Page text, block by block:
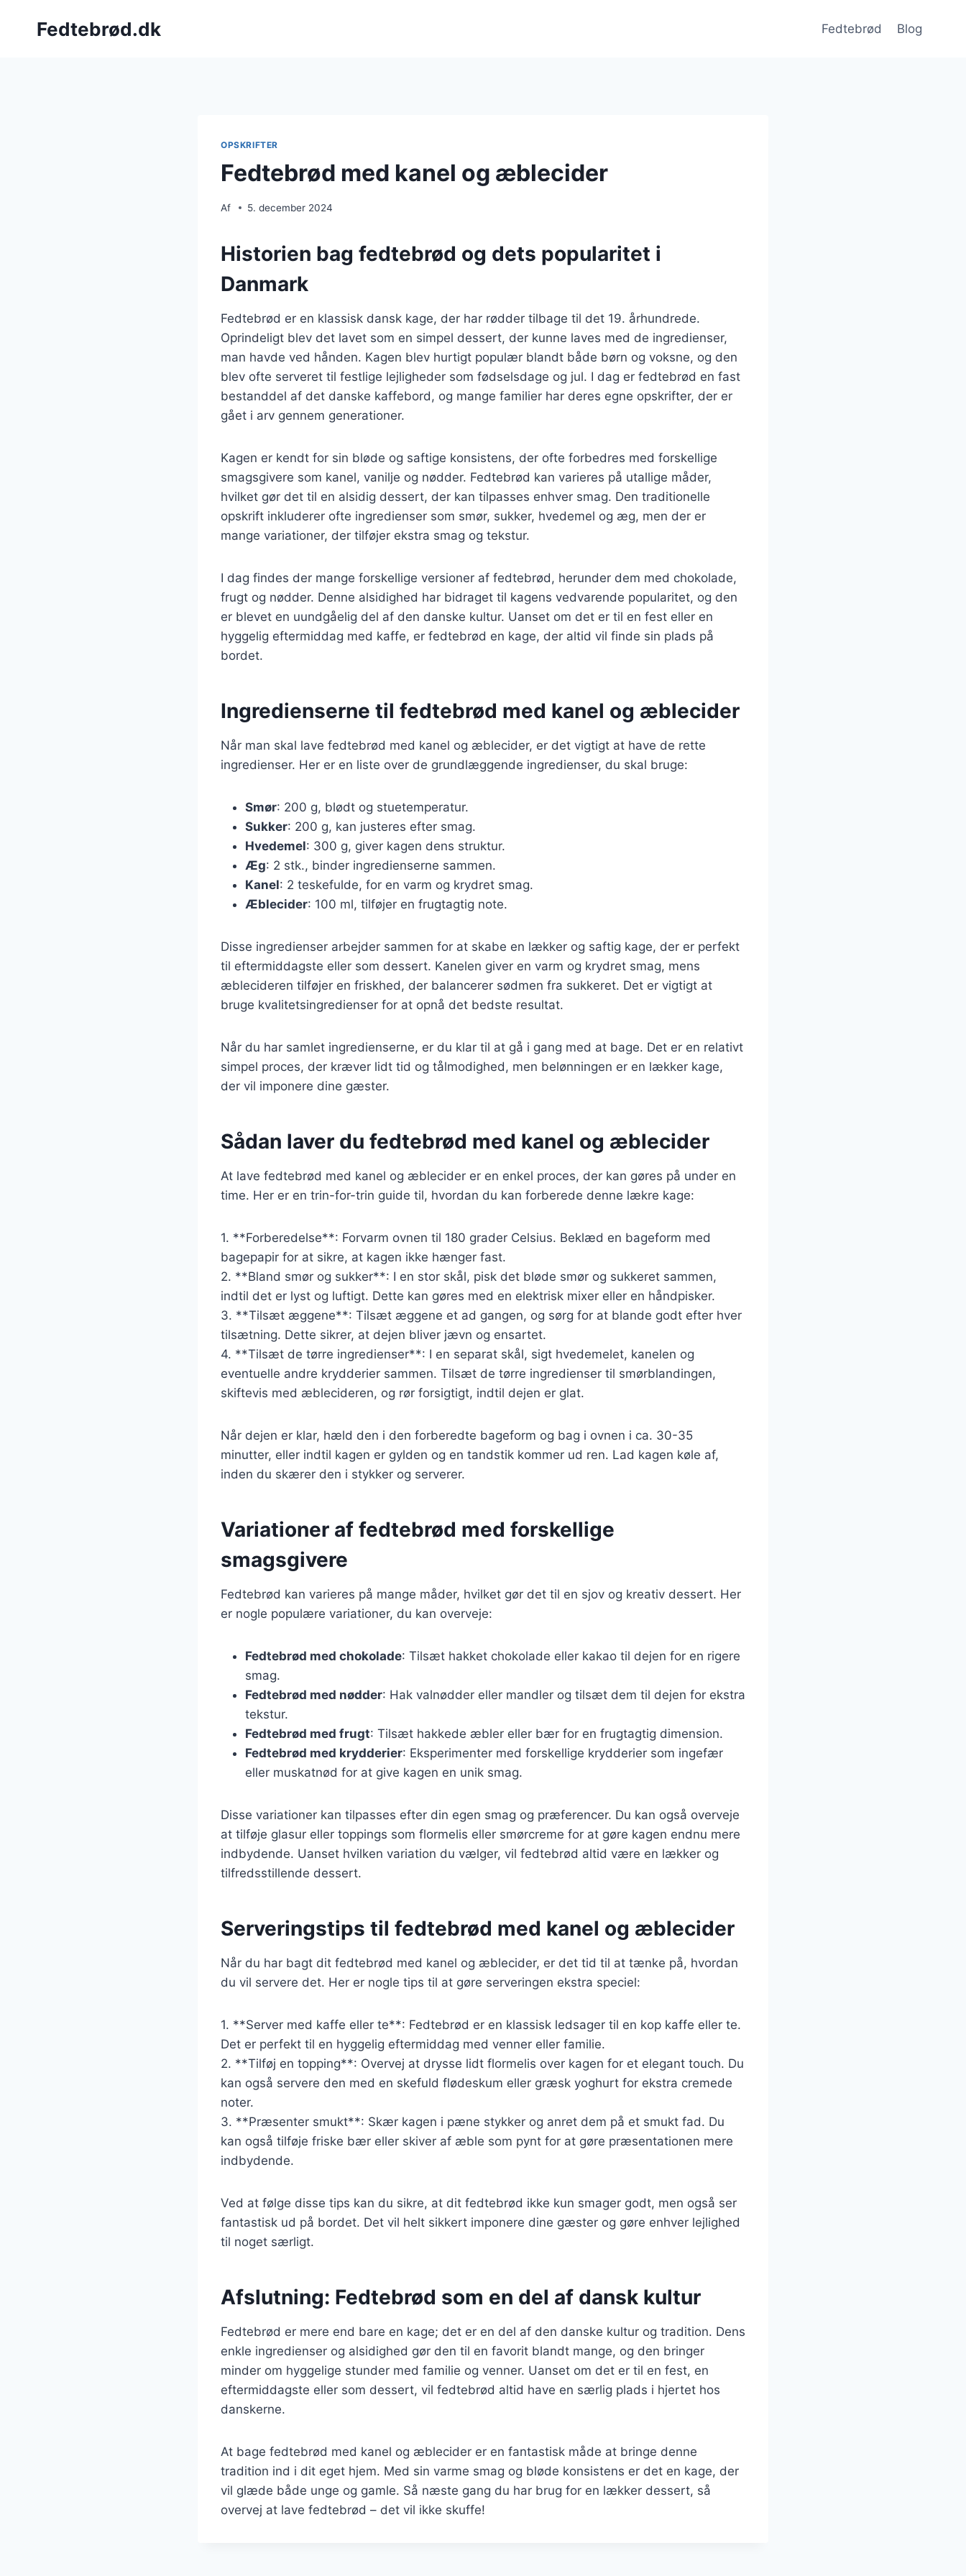
Fedtebrød.dk Fedtebrød Blog
OPSKRIFTER
Fedtebrød med kanel og æblecider
Af 5. december 2024
Historien bag fedtebrød og dets popularitet i
Danmark
Fedtebrød er en klassisk dansk kage, der har rødder tilbage til det 19. århundrede.
Oprindeligt blev det lavet som en simpel dessert, der kunne laves med de ingredienser,
man havde ved hånden. Kagen blev hurtigt populær blandt både børn og voksne, og den
blev ofte serveret til festlige lejligheder som fødselsdage og jul. I dag er fedtebrød en fast
bestanddel af det danske kaffebord, og mange familier har deres egne opskrifter, der er
gået i arv gennem generationer.
Kagen er kendt for sin bløde og saftige konsistens, der ofte forbedres med forskellige
smagsgivere som kanel, vanilje og nødder. Fedtebrød kan varieres på utallige måder,
hvilket gør det til en alsidig dessert, der kan tilpasses enhver smag. Den traditionelle
opskrift inkluderer ofte ingredienser som smør, sukker, hvedemel og æg, men der er
mange variationer, der tilføjer ekstra smag og tekstur.
I dag findes der mange forskellige versioner af fedtebrød, herunder dem med chokolade,
frugt og nødder. Denne alsidighed har bidraget til kagens vedvarende popularitet, og den
er blevet en uundgåelig del af den danske kultur. Uanset om det er til en fest eller en
hyggelig eftermiddag med kaffe, er fedtebrød en kage, der altid vil finde sin plads på
bordet.
Ingredienserne til fedtebrød med kanel og æblecider
Når man skal lave fedtebrød med kanel og æblecider, er det vigtigt at have de rette
ingredienser. Her er en liste over de grundlæggende ingredienser, du skal bruge:
Smør: 200 g, blødt og stuetemperatur.
Sukker: 200 g, kan justeres efter smag.
Hvedemel: 300 g, giver kagen dens struktur.
Æg: 2 stk., binder ingredienserne sammen.
Kanel: 2 teskefulde, for en varm og krydret smag.
Æblecider: 100 ml, tilføjer en frugtagtig note.
Disse ingredienser arbejder sammen for at skabe en lækker og saftig kage, der er perfekt
til eftermiddagste eller som dessert. Kanelen giver en varm og krydret smag, mens
æblecideren tilføjer en friskhed, der balancerer sødmen fra sukkeret. Det er vigtigt at
bruge kvalitetsingredienser for at opnå det bedste resultat.
Når du har samlet ingredienserne, er du klar til at gå i gang med at bage. Det er en relativt
simpel proces, der kræver lidt tid og tålmodighed, men belønningen er en lækker kage,
der vil imponere dine gæster.
Sådan laver du fedtebrød med kanel og æblecider
At lave fedtebrød med kanel og æblecider er en enkel proces, der kan gøres på under en
time. Her er en trin-for-trin guide til, hvordan du kan forberede denne lækre kage:
1. **Forberedelse**: Forvarm ovnen til 180 grader Celsius. Beklæd en bageform med
bagepapir for at sikre, at kagen ikke hænger fast.
2. **Bland smør og sukker**: I en stor skål, pisk det bløde smør og sukkeret sammen,
indtil det er lyst og luftigt. Dette kan gøres med en elektrisk mixer eller en håndpisker.
3. **Tilsæt æggene**: Tilsæt æggene et ad gangen, og sørg for at blande godt efter hver
tilsætning. Dette sikrer, at dejen bliver jævn og ensartet.
4. **Tilsæt de tørre ingredienser**: I en separat skål, sigt hvedemelet, kanelen og
eventuelle andre krydderier sammen. Tilsæt de tørre ingredienser til smørblandingen,
skiftevis med æblecideren, og rør forsigtigt, indtil dejen er glat.
Når dejen er klar, hæld den i den forberedte bageform og bag i ovnen i ca. 30-35
minutter, eller indtil kagen er gylden og en tandstik kommer ud ren. Lad kagen køle af,
inden du skærer den i stykker og serverer.
Variationer af fedtebrød med forskellige
smagsgivere
Fedtebrød kan varieres på mange måder, hvilket gør det til en sjov og kreativ dessert. Her
er nogle populære variationer, du kan overveje:
Fedtebrød med chokolade: Tilsæt hakket chokolade eller kakao til dejen for en rigere
smag.
Fedtebrød med nødder: Hak valnødder eller mandler og tilsæt dem til dejen for ekstra
tekstur.
Fedtebrød med frugt: Tilsæt hakkede æbler eller bær for en frugtagtig dimension.
Fedtebrød med krydderier: Eksperimenter med forskellige krydderier som ingefær
eller muskatnød for at give kagen en unik smag.
Disse variationer kan tilpasses efter din egen smag og præferencer. Du kan også overveje
at tilføje glasur eller toppings som flormelis eller smørcreme for at gøre kagen endnu mere
indbydende. Uanset hvilken variation du vælger, vil fedtebrød altid være en lækker og
tilfredsstillende dessert.
Serveringstips til fedtebrød med kanel og æblecider
Når du har bagt dit fedtebrød med kanel og æblecider, er det tid til at tænke på, hvordan
du vil servere det. Her er nogle tips til at gøre serveringen ekstra speciel:
1. **Server med kaffe eller te**: Fedtebrød er en klassisk ledsager til en kop kaffe eller te.
Det er perfekt til en hyggelig eftermiddag med venner eller familie.
2. **Tilføj en topping**: Overvej at drysse lidt flormelis over kagen for et elegant touch. Du
kan også servere den med en skefuld flødeskum eller græsk yoghurt for ekstra cremede
noter.
3. **Præsenter smukt**: Skær kagen i pæne stykker og anret dem på et smukt fad. Du
kan også tilføje friske bær eller skiver af æble som pynt for at gøre præsentationen mere
indbydende.
Ved at følge disse tips kan du sikre, at dit fedtebrød ikke kun smager godt, men også ser
fantastisk ud på bordet. Det vil helt sikkert imponere dine gæster og gøre enhver lejlighed
til noget særligt.
Afslutning: Fedtebrød som en del af dansk kultur
Fedtebrød er mere end bare en kage; det er en del af den danske kultur og tradition. Dens
enkle ingredienser og alsidighed gør den til en favorit blandt mange, og den bringer
minder om hyggelige stunder med familie og venner. Uanset om det er til en fest, en
eftermiddagste eller som dessert, vil fedtebrød altid have en særlig plads i hjertet hos
danskerne.
At bage fedtebrød med kanel og æblecider er en fantastisk måde at bringe denne
tradition ind i dit eget hjem. Med sin varme smag og bløde konsistens er det en kage, der
vil glæde både unge og gamle. Så næste gang du har brug for en lækker dessert, så
overvej at lave fedtebrød – det vil ikke skuffe!